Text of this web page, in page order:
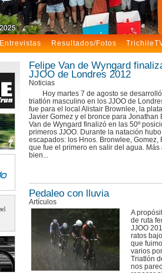
Entrevistas Resultados/Fotos
Felipe Van de Wyngard
JJOO de Londres 2012
Noticias
Hoy martes 7 de agosto se
triatlón masculino en los JJOO de
fue para el local Alistair Brownlee, la
Javier Gomez y el bronce para Jonathan
Van de Wyngard finalizó en las 50º
primeros JJOO. Durante la natación
escapados: los Hnos. Bronwlee, Gomez,
que fue el primero en salir del agua. Más
bien...
Pedaleo con lluvia
Artículos
A
de ruta
JJOO
ratos
que
varios
Triatlón
nos